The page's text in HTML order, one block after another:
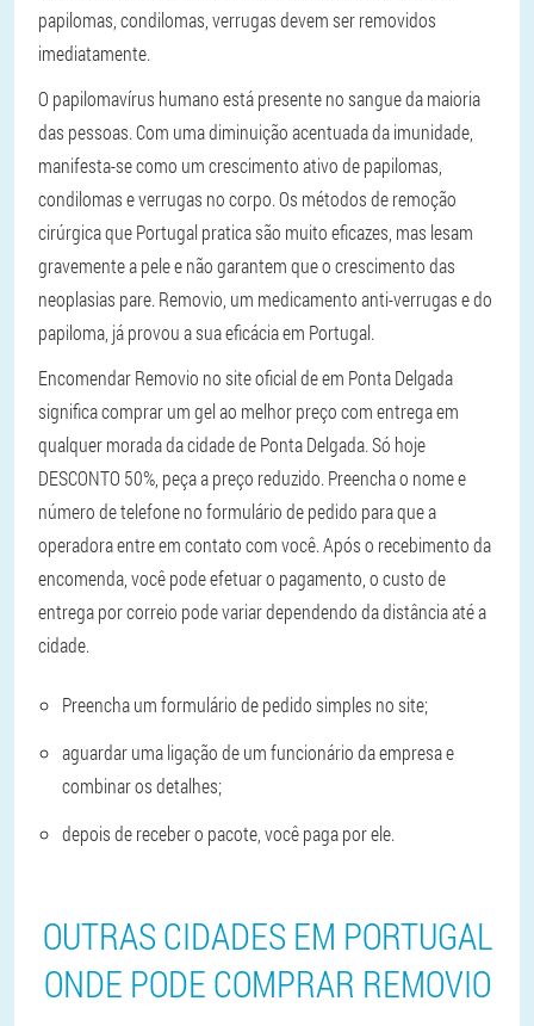
papilomas, condilomas, verrugas devem ser removidos
imediatamente.
O papilomavírus humano está presente no sangue da maioria
das pessoas. Com uma diminuição acentuada da imunidade,
manifesta-se como um crescimento ativo de papilomas,
condilomas e verrugas no corpo. Os métodos de remoção
cirúrgica que Portugal pratica são muito eficazes, mas lesam
gravemente a pele e não garantem que o crescimento das
neoplasias pare. Removio, um medicamento anti-verrugas e do
papiloma, já provou a sua eficácia em Portugal.
Encomendar Removio no site oficial de em Ponta Delgada
significa comprar um gel ao melhor preço com entrega em
qualquer morada da cidade de Ponta Delgada. Só hoje
DESCONTO 50%, peça a preço reduzido. Preencha o nome e
número de telefone no formulário de pedido para que a
operadora entre em contato com você. Após o recebimento da
encomenda, você pode efetuar o pagamento, o custo de
entrega por correio pode variar dependendo da distância até a
cidade.
Preencha um formulário de pedido simples no site;
aguardar uma ligação de um funcionário da empresa e
combinar os detalhes;
depois de receber o pacote, você paga por ele.
OUTRAS CIDADES EM PORTUGAL
ONDE PODE COMPRAR REMOVIO